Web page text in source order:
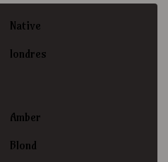
Native
londres
Amber
Blond